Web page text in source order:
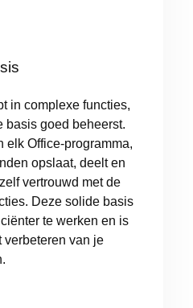
in complexe functies,
basis goed beheerst.
elk Office-programma,
opslaat, deelt en
vertrouwd met de
Deze solide basis
te werken en is
verbeteren van je